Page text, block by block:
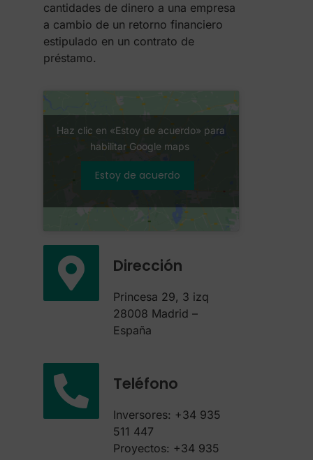
cantidades de dinero a una empresa
a cambio de un retorno financiero
estipulado en un contrato de
préstamo.
Haz clic en «Estoy de acuerdo» para
habilitar Google maps
Estoy de acuerdo
Dirección
Princesa 29, 3 izq
28008 Madrid –
España
Teléfono
Inversores: +34 935
511 447
Proyectos: +34 935